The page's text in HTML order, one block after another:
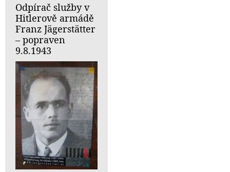
Odpírač služby v
Hitlerově armádě
Franz Jägerstätter
– popraven
9.8.1943